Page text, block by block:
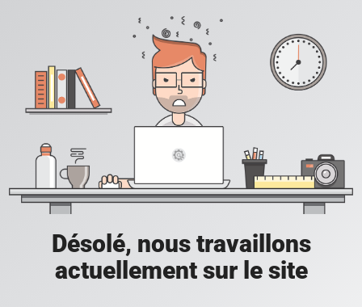
Désolé, nous travaillons
actuellement sur le site